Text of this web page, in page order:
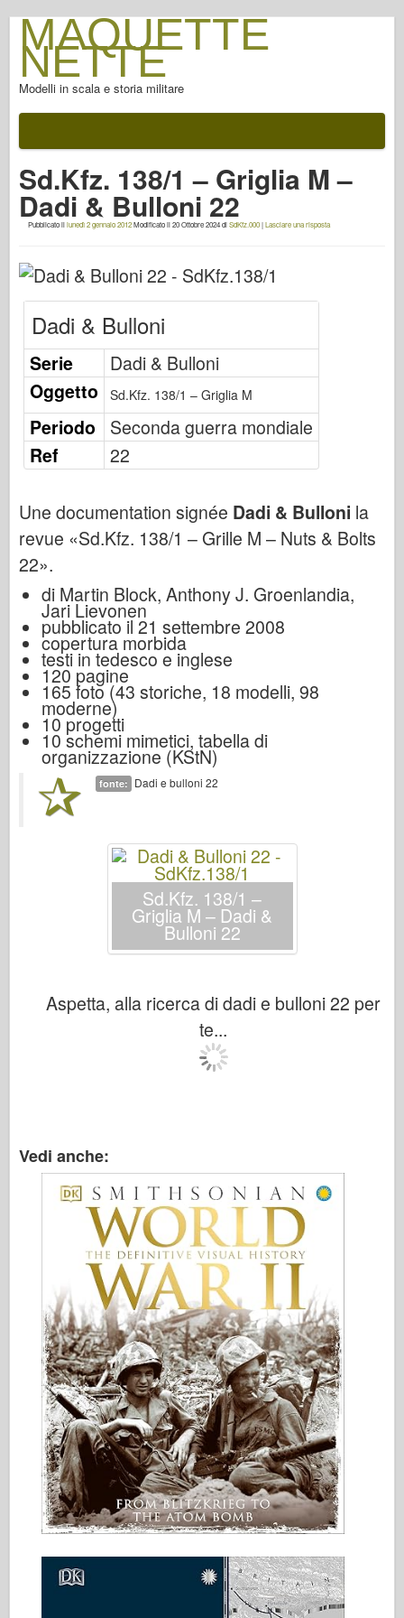
MAQUETTE
NETTE
Modelli in scala e storia militare
Dopo la battaglia
Armi AFV
Asse alleato
Armatura di profilo
Concord
Dadi & Bulloni
Nuova Avanguardia
Modellazione di Osprey
Osprey Publishing
Segnale squadrone
Potenza del serbatoio
Waffen-Arsenal
Maquettes
Accademia
Modelli ace
AFV Club
Airfix
Aeronautica
Modello AZ
Cane Nero
Bronco
Cyber-Hobby
Forze del Valore
Modelli IBG
Icm
Italeri
Leggenda
Modello Meng
Tamiya
Tristar
Trombettista
Zvezda
Album-Foto
Passeggiare
Libri
Dvd
Rivista
Sd.Kfz. 138/1 – Griglia M –
Dadi & Bulloni 22
Pubblicato illunedì 2 gennaio 2012Modificato il20 Ottobre 2024diSdKfz.000|Lasciare una risposta
Dadi & Bulloni
Serie
Dadi & Bulloni
Oggetto
Sd.Kfz. 138/1 – Griglia M
Periodo
Seconda guerra mondiale
Ref
22
Une documentation signée Dadi & Bulloni la
revue «Sd.Kfz. 138/1 – Grille M – Nuts & Bolts
22».
di Martin Block, Anthony J. Groenlandia,
Jari Lievonen
pubblicato il 21 settembre 2008
copertura morbida
testi in tedesco e inglese
120 pagine
165 foto (43 storiche, 18 modelli, 98
moderne)
10 progetti
10 schemi mimetici, tabella di
organizzazione (KStN)
fonte: Dadi e bulloni 22
Sd.Kfz. 138/1 –
Griglia M – Dadi &
Bulloni 22
Aspetta, alla ricerca di dadi e bulloni 22 per
te...
Vedi anche: